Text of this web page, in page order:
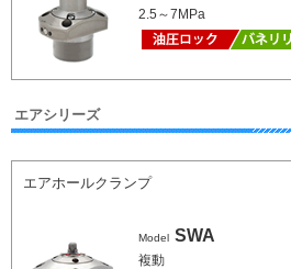
2.5～7MPa
エアシリーズ
エアホールクランプ
Model SWA
複動